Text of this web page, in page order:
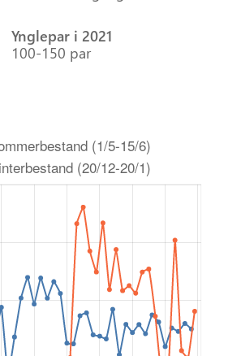
Ynglepar i 2021
100-150 par